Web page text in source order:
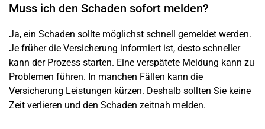
Muss ich den Schaden sofort melden?
Ja, ein Schaden sollte möglichst schnell gemeldet werden.
Je früher die Versicherung informiert ist, desto schneller
kann der Prozess starten. Eine verspätete Meldung kann zu
Problemen führen. In manchen Fällen kann die
Versicherung Leistungen kürzen. Deshalb sollten Sie keine
Zeit verlieren und den Schaden zeitnah melden.